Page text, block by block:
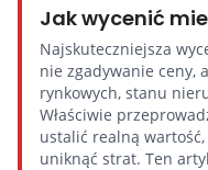
Jak wycenić
Najskuteczniejsza
nie zgadywanie ceny,
rynkowych, stanu
Właściwie
ustalić realną
uniknąć strat. Ten